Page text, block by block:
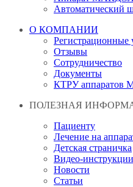
Автоматический
О КОМПАНИИ
Регистрационные
Отзывы
Сотрудничество
Документы
КТРУ
ПОЛЕЗНАЯ
Пациенту
Лечение на
Детская страничка
Видео-
Новости
Статьи